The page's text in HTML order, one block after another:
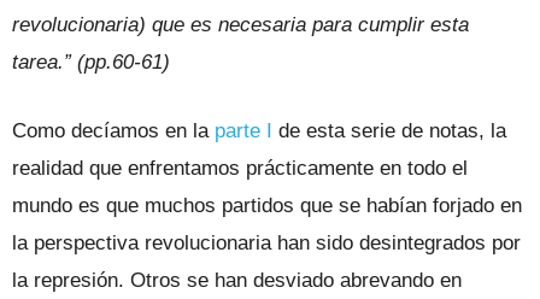
revolucionaria) que es necesaria para cumplir esta
tarea.” (pp.60-61)
Como decíamos en la parte I de esta serie de notas, la
realidad que enfrentamos prácticamente en todo el
mundo es que muchos partidos que se habían forjado en
la perspectiva revolucionaria han sido desintegrados por
la represión. Otros se han desviado abrevando en